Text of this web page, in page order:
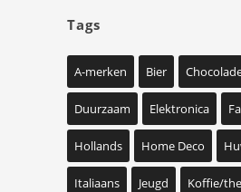
Tags
A-merken Bier
Duurzaam Elektronica
Hollands Home Deco
Italiaans Jeugd Koffie/